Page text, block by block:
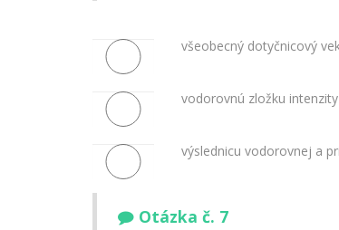
všeobecný dotyčnicový
vodorovnú zložku
výslednicu vodorovnej a
Otázka č. 7